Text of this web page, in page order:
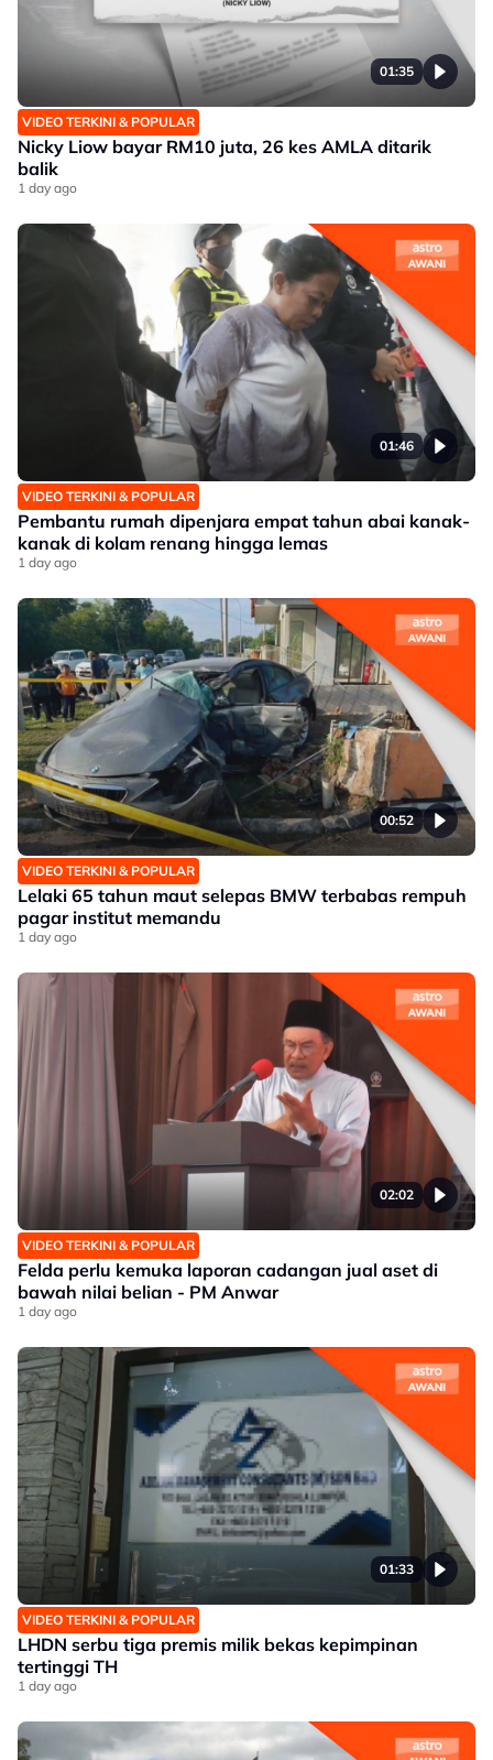
01:35
VIDEO TERKINI & POPULAR
Nicky Liow bayar RM10 juta, 26 kes AMLA ditarik
balik
1 day ago
01:46
VIDEO TERKINI & POPULAR
Pembantu rumah dipenjara empat tahun abai kanak-
kanak di kolam renang hingga lemas
1 day ago
00:52
VIDEO TERKINI & POPULAR
Lelaki 65 tahun maut selepas BMW terbabas rempuh
pagar institut memandu
1 day ago
02:02
VIDEO TERKINI & POPULAR
Felda perlu kemuka laporan cadangan jual aset di
bawah nilai belian - PM Anwar
1 day ago
01:33
VIDEO TERKINI & POPULAR
LHDN serbu tiga premis milik bekas kepimpinan
tertinggi TH
1 day ago